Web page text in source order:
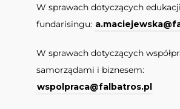
W sprawach dotyczących
fundarisingu:
W sprawach dotyczących
samorządami i biznesem:
wspolpraca@falbatros.pl